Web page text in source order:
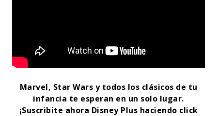
Marvel, Star Wars y todos los clásicos de tu
infancia te esperan en un solo lugar.
¡Suscribite ahora Disney Plus haciendo click